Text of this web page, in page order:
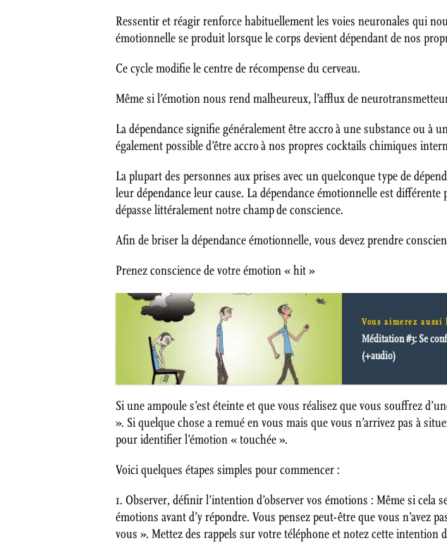
Ressentir et réagir renforce habituellement les voies neuronales qui
émotionnelle se produit lorsque le corps devient dépendant de nos
Ce cycle modifie le centre de récompense du cerveau.
Même si l’émotion nous rend malheureux, l’afflux de
La dépendance signifie généralement être accro à une substance ou à
également possible d’être accro à nos propres cocktails chimiques
La plupart des personnes aux prises avec un quelconque type de
leur dépendance leur cause. La dépendance émotionnelle est
dépasse littéralement notre champ de conscience.
Afin de briser la dépendance émotionnelle, vous devez prendre
Prenez conscience de votre émotion « hit »
Vous aimerez
Méditation #3: Se
(+audio)
Si une ampoule s’est éteinte et que vous réalisez que vous souffrez
». Si quelque chose a remué en vous mais que vous n’arrivez pas à
pour identifier l’émotion « touchée ».
Voici quelques étapes simples pour commencer :
1. Observer, définir l’intention d’observer vos émotions : Même si
émotions avant d’y répondre. Vous pensez peut-être que vous n’avez
vous ». Mettez des rappels sur votre téléphone et notez cette